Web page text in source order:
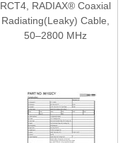
RCT4, RADIAX® Coaxial
Radiating(Leaky) Cable,
50–2800 MHz